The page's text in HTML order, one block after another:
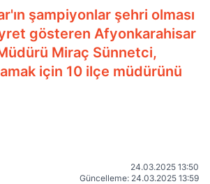
şampiyonlar şehri olması
gösteren Afyonkarahisar
Miraç Sünnetci,
için 10 ilçe müdürünü
24.03.2025 13:50
Güncelleme: 24.03.2025 13:59